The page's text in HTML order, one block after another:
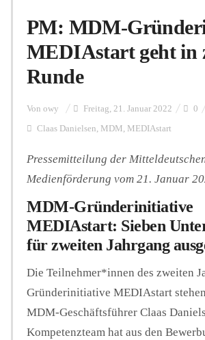
Nachrichten
Flurschelte
Personalien
Hintergrund
FUNKTURM-
Podcast
Seminare
PM: MDM-
MEDIAstart geht in
Runde
Von owy Freitag, 21. Januar 2022 0
Claas Danielsen, MDM, MEDIAstart
Pressemitteilung der
Medienförderung vom 21. Januar
MDM-Gründerinitiative
MEDIAstart: Sieben
für zweiten Jahrgang
Die Teilnehmer*innen des zweiten
Gründerinitiative MEDIAstart
MDM-Geschäftsführer Claas
Kompetenzteam hat aus den